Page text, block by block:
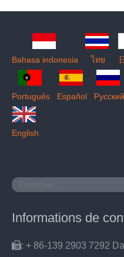
Bahasa indonesia ไทย
Português Español Pусский
English
Informations de
: + 86-139 2903 7292